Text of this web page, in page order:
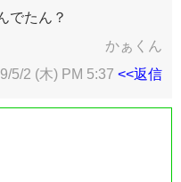
でたん？
かぁくん
5/2 (木) PM 5:37 <<返信